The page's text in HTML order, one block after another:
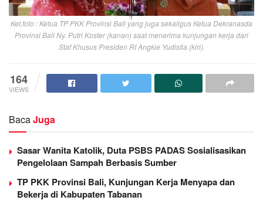
Ket.foto : Ketua TP PKK Provinsi Bali yang juga sekaligus Ketua Dekranasda
Provinsi Bali Ny. Putri Koster (kanan) saat menerima kunjungan kerja dari
Staf Khusus Presiden RI Angkie Yudistia (kiri).
164
VIEWS
BacaJuga
Sasar Wanita Katolik, Duta PSBS PADAS Sosialisasikan
Pengelolaan Sampah Berbasis Sumber
TP PKK Provinsi Bali, Kunjungan Kerja Menyapa dan
Bekerja di Kabupaten Tabanan